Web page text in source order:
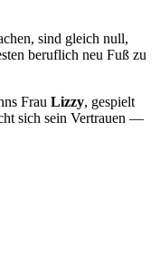
sind gleich null,
beruflich neu Fuß zu
Frau Lizzy, gespielt
sich sein Vertrauen —